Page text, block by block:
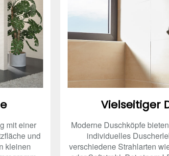
mit einer
und
kleinen
Vielseitiger
Moderne Duschköpfe
individuelles
verschiedene Strahlarten